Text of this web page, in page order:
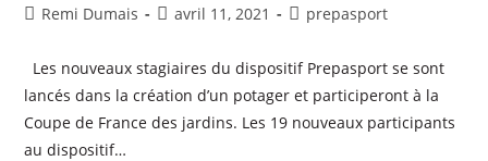
Auteur/autrice
publication :
Remi Dumais
Publication
avril 11, 2021
Postprepasport
Les nouveaux stagiaires du dispositif Prepasport se sont
lancés dans la création d’un potager et participeront à la
Coupe de France des jardins. Les 19 nouveaux participants
au dispositif…